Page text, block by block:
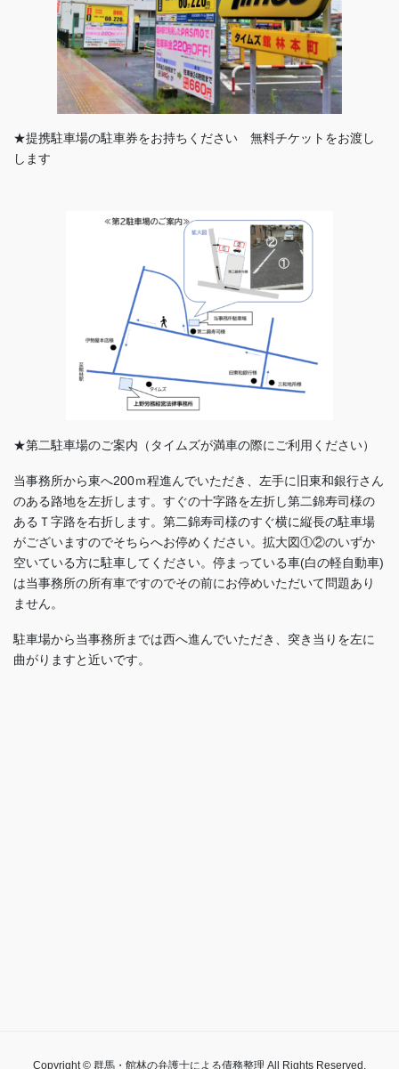
★提携駐車場の駐車券をお持ちください 無料チケットをお渡し
します
★第二駐車場のご案内（タイムズが満車の際にご利用ください）
当事務所から東へ200ｍ程進んでいただき、左手に旧東和銀行さん
のある路地を左折します。すぐの十字路を左折し第二錦寿司様の
あるＴ字路を右折します。第二錦寿司様のすぐ横に縦長の駐車場
がございますのでそちらへお停めください。拡大図①②のいずか
空いている方に駐車してください。停まっている車(白の軽自動車)
は当事務所の所有車ですのでその前にお停めいただいて問題あり
ません。
駐車場から当事務所までは西へ進んでいただき、突き当りを左に
曲がりますと近いです。
Copyright © 群馬・館林の弁護士による債務整理 All Rights Reserved.